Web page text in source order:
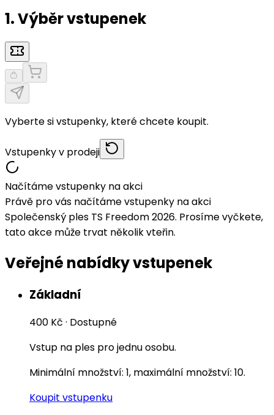
1. Výběr vstupenek
Vyberte si vstupenky, které chcete koupit.
Vstupenky v prodeji
Načítáme vstupenky na akci
Právě pro vás načítáme vstupenky na akci
Společenský ples TS Freedom 2026. Prosíme vyčkete,
tato akce může trvat několik vteřin.
Veřejné nabídky vstupenek
Základní
400 Kč · Dostupné
Vstup na ples pro jednu osobu.
Minimální množství: 1, maximální množství: 10.
Koupit vstupenku